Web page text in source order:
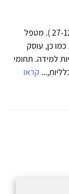
אמיר וייס, פסיכולוג קליני מומחה (מ.ר 27-122102 ). מטפל
כן, עוסק
למידה. תחומי
קראו